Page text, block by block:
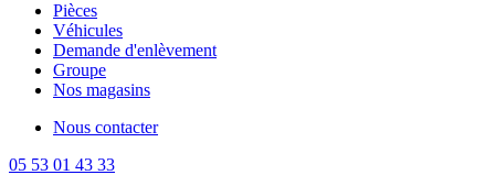
Pièces
Véhicules
Demande d'enlèvement
Groupe
Nos magasins
Nous contacter
05 53 01 43 33